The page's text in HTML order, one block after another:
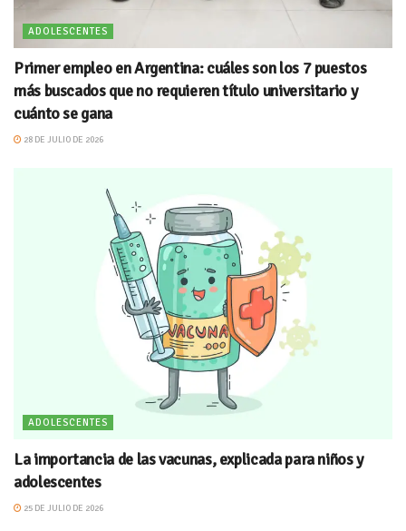
ADOLESCENTES
Primer empleo en Argentina: cuáles son los 7 puestos
más buscados que no requieren título universitario y
cuánto se gana
28 DE JULIO DE 2026
ADOLESCENTES
La importancia de las vacunas, explicada para niños y
adolescentes
25 DE JULIO DE 2026